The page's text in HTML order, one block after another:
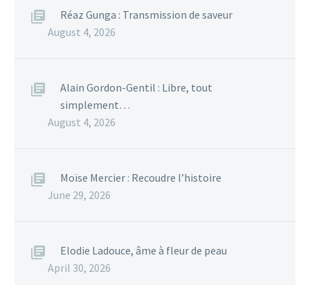
Réaz Gunga : Transmission de saveur
August 4, 2026
Alain Gordon-Gentil : Libre, tout
simplement…
August 4, 2026
Moïse Mercier : Recoudre l’histoire
June 29, 2026
Elodie Ladouce, âme à fleur de peau
April 30, 2026